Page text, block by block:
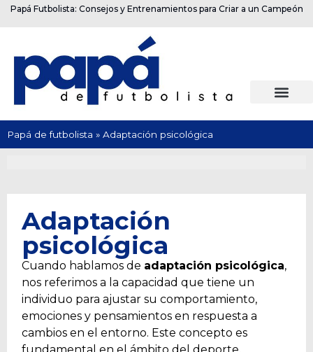
Papá Futbolista: Consejos y Entrenamientos para Criar a un Campeón
Papá de futbolista » Adaptación psicológica
Adaptación
psicológica
Cuando hablamos de adaptación psicológica,
nos referimos a la capacidad que tiene un
individuo para ajustar su comportamiento,
emociones y pensamientos en respuesta a
cambios en el entorno. Este concepto es